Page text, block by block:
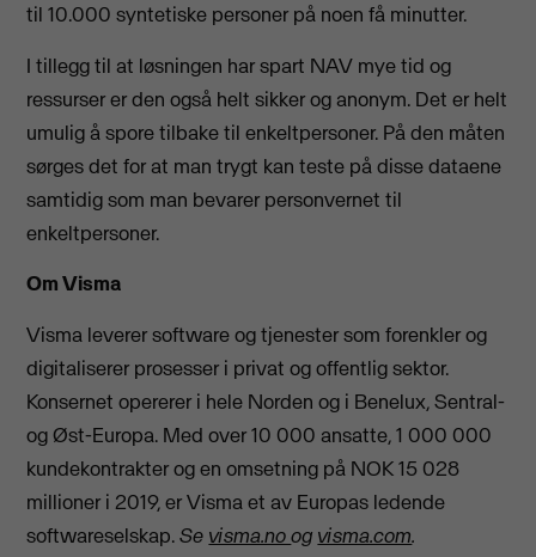
til 10.000 syntetiske personer på noen få minutter.
I tillegg til at løsningen har spart NAV mye tid og
ressurser er den også helt sikker og anonym. Det er helt
umulig å spore tilbake til enkeltpersoner. På den måten
sørges det for at man trygt kan teste på disse dataene
samtidig som man bevarer personvernet til
enkeltpersoner.
Om Visma
Visma leverer software og tjenester som forenkler og
digitaliserer prosesser i privat og offentlig sektor.
Konsernet opererer i hele Norden og i Benelux, Sentral-
og Øst-Europa. Med over 10 000 ansatte, 1 000 000
kundekontrakter og en omsetning på NOK 15 028
millioner i 2019, er Visma et av Europas ledende
softwareselskap.Se visma.noog visma.com.